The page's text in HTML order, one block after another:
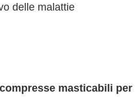
delle malattie
masticabili per